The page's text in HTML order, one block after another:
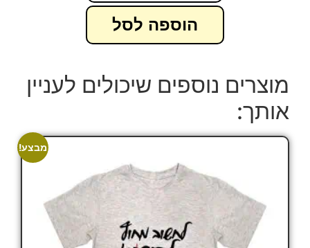
הוספה לסל
מוצרים נוספים שיכולים לעניין
אותך:
מבצע!